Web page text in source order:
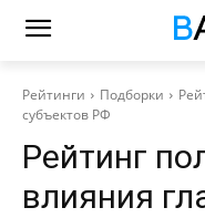
Рейтинги Подборки
субъектов РФ
Рейтинг
влияния